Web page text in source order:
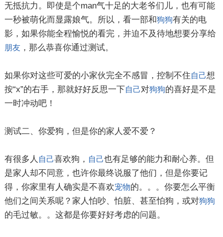
无抵抗力。即使是个man气十足的大老爷们儿，也有可能
一秒被萌化而显露娘气。所以，看一部和狗狗有关的电
影，如果你能全程愉悦的看完，并迫不及待地想要分享给
朋友，那么恭喜你通过测试。
如果你对这些可爱的小家伙完全不感冒，控制不住自己想
按“x”的右手，那就好好反思一下自己对狗狗的喜好是不是
一时冲动吧！
测试二、你爱狗，但是你的家人爱不爱？
有很多人 自己喜欢狗， 自己也有足够的能力和耐心养。但
是家人却不同意，也许你最终说服了他们，但是你要记
得，你家里有人确实是不喜欢宠物的。。。你要怎么平衡
他们之间关系呢？家人怕吵、怕脏、甚至怕狗，或对狗狗
的毛过敏。。这都是你要好好考虑的问题。